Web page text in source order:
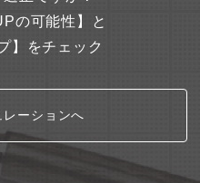
的なキャリア形成が可能※弊
株式、リート、社債等）の売
有（入社時や相続等）や売却
ください。詳細ご不明な点が
合せください。
の可能性】と
】をチェック
ーションへ